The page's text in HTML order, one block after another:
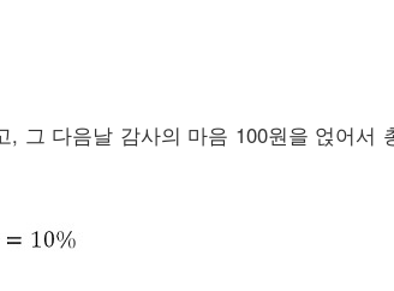
, 그 다음날 감사의 마음 100원을 얹어서